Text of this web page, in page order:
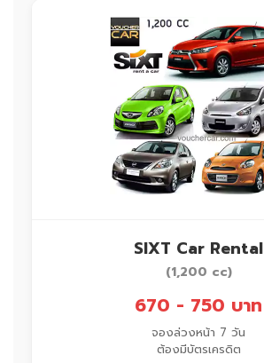
SIXT Car Rental
(1,200 cc)
670 - 750 บาท
จองล่วงหน้า 7 วัน
ต้องมีบัตรเครดิต